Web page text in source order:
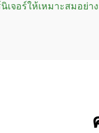
เจอร์ให้เหมาะสมอย่